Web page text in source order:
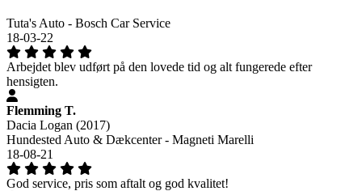
Tuta's Auto - Bosch Car Service
18-03-22
Arbejdet blev udført på den lovede tid og alt fungerede efter
hensigten.
Flemming T.
Dacia Logan (2017)
Hundested Auto & Dækcenter - Magneti Marelli
18-08-21
God service, pris som aftalt og god kvalitet!